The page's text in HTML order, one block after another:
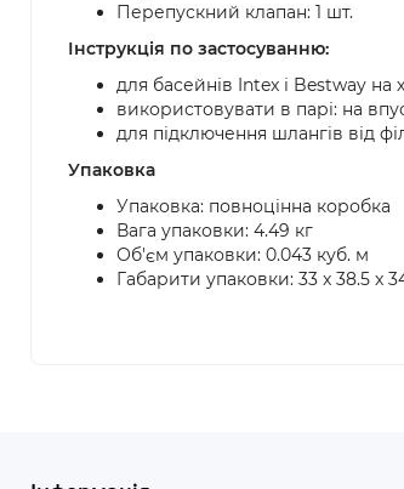
Перепускний клапан: 1 шт.
Інструкція по застосуванню:
для басейнів Intex і Bestway на
використовувати в парі: на
для підключення шлангів від
Упаковка
Упаковка: повноцінна коробка
Вага упаковки: 4.49 кг
Об'єм упаковки: 0.043 куб. м
Габарити упаковки: 33 x 38.5 x